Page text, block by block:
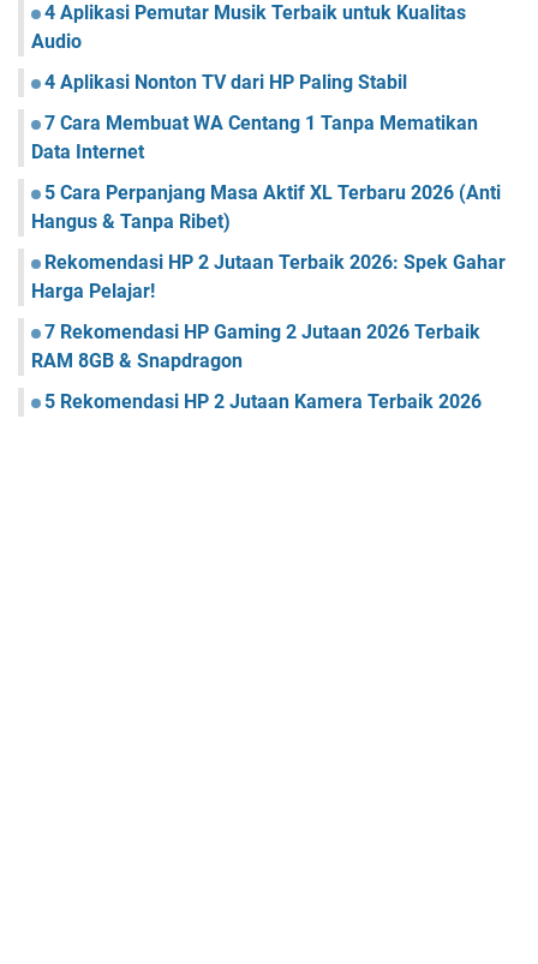
4 Aplikasi Pemutar Musik Terbaik untuk Kualitas
Audio
4 Aplikasi Nonton TV dari HP Paling Stabil
7 Cara Membuat WA Centang 1 Tanpa Mematikan
Data Internet
5 Cara Perpanjang Masa Aktif XL Terbaru 2026 (Anti
Hangus & Tanpa Ribet)
Rekomendasi HP 2 Jutaan Terbaik 2026: Spek Gahar
Harga Pelajar!
7 Rekomendasi HP Gaming 2 Jutaan 2026 Terbaik
RAM 8GB & Snapdragon
5 Rekomendasi HP 2 Jutaan Kamera Terbaik 2026